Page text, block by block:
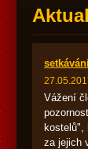
Vážení
za jejich